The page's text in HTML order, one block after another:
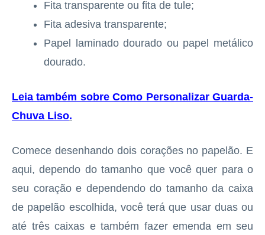
Fita transparente ou fita de tule;
Fita adesiva transparente;
Papel laminado dourado ou papel metálico
dourado.
Leia também sobre Como Personalizar Guarda-
Chuva Liso.
Comece desenhando dois corações no papelão. E
aqui, dependo do tamanho que você quer para o
seu coração e dependendo do tamanho da caixa
de papelão escolhida, você terá que usar duas ou
até três caixas e também fazer emenda em seu